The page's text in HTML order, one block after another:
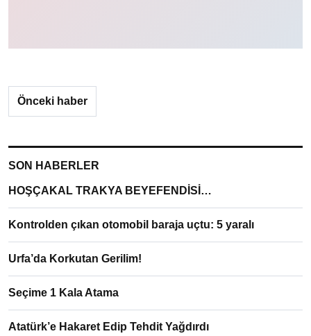
Önceki haber
SON HABERLER
HOŞÇAKAL TRAKYA BEYEFENDİSİ…
Kontrolden çıkan otomobil baraja uçtu: 5 yaralı
Urfa’da Korkutan Gerilim!
Seçime 1 Kala Atama
Atatürk’e Hakaret Edip Tehdit Yağdırdı